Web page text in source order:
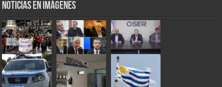
Noticias en Imágenes